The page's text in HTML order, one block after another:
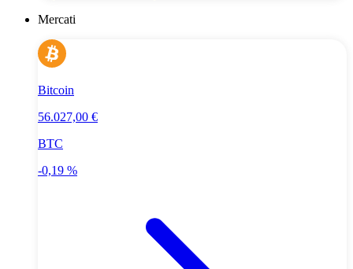
Mercati
Bitcoin
56.027,00 €
BTC
-0,19 %